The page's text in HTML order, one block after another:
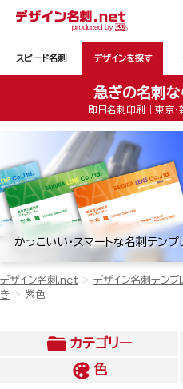
スピード名刺 デザインを探す
急ぎの名刺な
即日名刺印刷｜東京
かっこいい・スマートな名刺テンプ
デザイン名刺.net デザイン名刺テンプ
き
紫色
カテゴリー
色